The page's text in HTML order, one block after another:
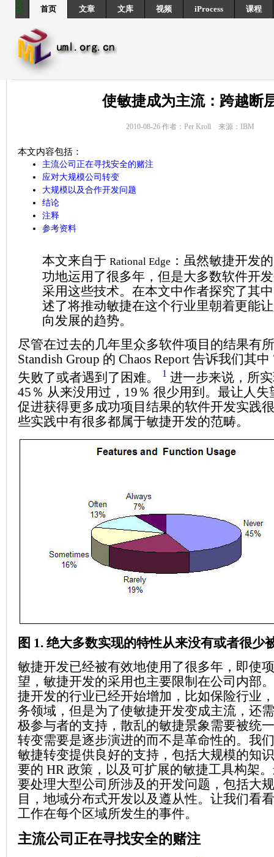
首页 文章 文库 视频 iProcess 课程
使敏捷成为主流：跨越断
2010-08-26 作者：Per Kroll 来源：IBM
本文内容包括：
主流公司正在寻找安全的赌注
应对大规模公司转变
大规模以及合作开发问题
结论
注释
参考资料
本文来自于 Rational Edge ：虽然敏捷开发
功地运用了很多年，但是大多数软件开
采用这些技术。在本文中作者探究了其
述了将推动敏捷在这个行业里朝着更能
向发展的趋势。
尽管在过去的几年里众多软件项目的结果有
Standish Group 的 Chaos Report 告诉我们其
失败了或者遇到了困难。
1 进一步来说，所
45％ 从来没用过，19％ 很少用到。最让人
促进获得更多成功项目结果的软件开发实践
些实践中有很多都属于敏捷开发的范畴。
图 1. 绝大多数实现的特性从来没有或者很少
敏捷开发已经被有效地使用了很多年，即使
望，敏捷开发的采用也主要限制在公司内部
捷开发的行业已经开始增加，比如保险行业
务领域，但是为了使敏捷开发变成主流，还
极参与者的支持，散乱的敏捷景象需要被统
转变需要是逐步演进的而不是革命性的。我
敏捷转变提供良好的支持，包括大规模的知
要的 HR 政策，以及可扩展的敏捷工具构架
要处理大型公司所涉及的开发问题，包括大
目，地域分布式开发以及遵从性。让我们看
工作在每个区域所发生的事件。
主流公司正在寻找安全的赌注